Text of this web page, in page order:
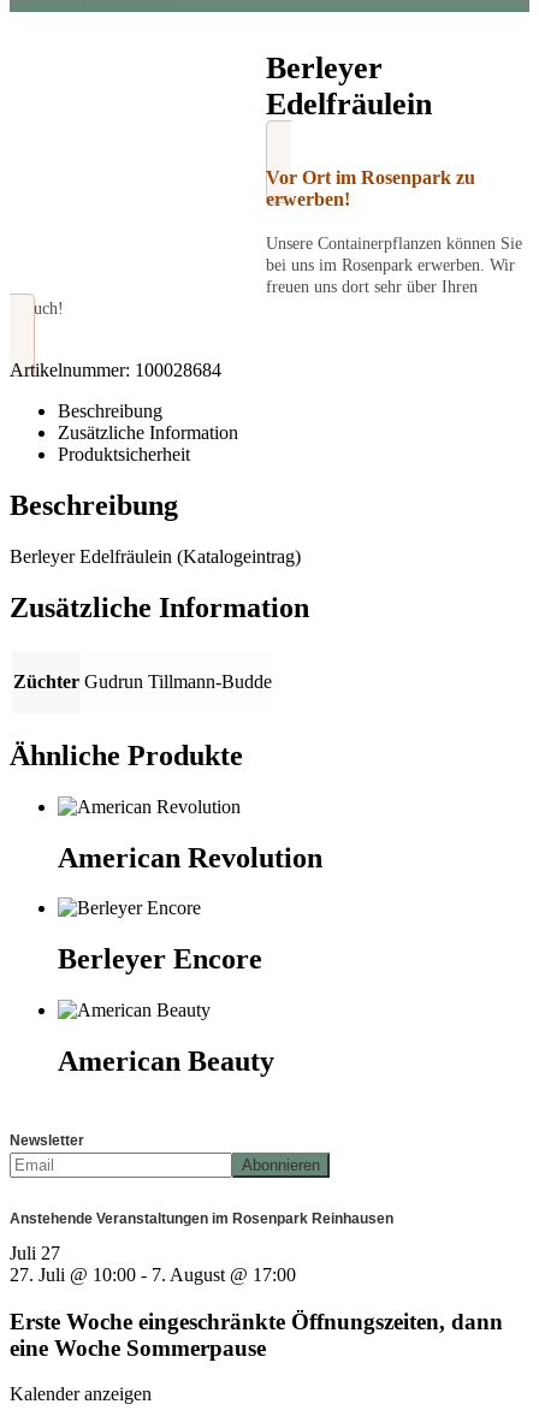
Berleyer
Edelfräulein
Vor Ort im Rosenpark zu
erwerben!
Unsere Containerpflanzen können Sie
bei uns im Rosenpark erwerben. Wir
freuen uns dort sehr über Ihren
Besuch!
Artikelnummer: 100028684
Beschreibung
Zusätzliche Information
Produktsicherheit
Beschreibung
Berleyer Edelfräulein (Katalogeintrag)
Zusätzliche Information
Züchter Gudrun Tillmann-Budde
Ähnliche Produkte
American Revolution
Berleyer Encore
American Beauty
Newsletter
Anstehende Veranstaltungen im Rosenpark Reinhausen
Juli 27
27. Juli @ 10:00 - 7. August @ 17:00
Erste Woche eingeschränkte Öffnungszeiten, dann
eine Woche Sommerpause
Kalender anzeigen